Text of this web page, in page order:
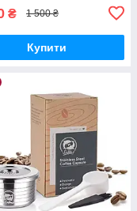
₴ 1 500 ₴
Купити